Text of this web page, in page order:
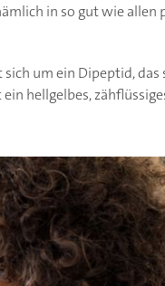
in so gut wie allen
sich um ein Dipeptid,
hellgelbes,